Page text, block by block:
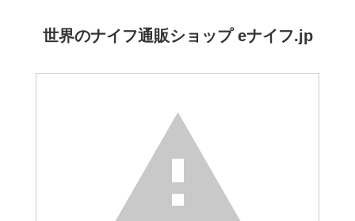
世界のナイフ通販ショップ eナイフ.jp